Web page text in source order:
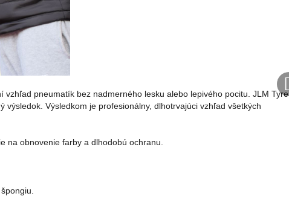
pneumatík bez nadmerného lesku alebo lepivého pocitu. JLM Tyre
Výsledkom je profesionálny, dlhotrvajúci vzhľad všetkých
na obnovenie farby a dlhodobú ochranu.